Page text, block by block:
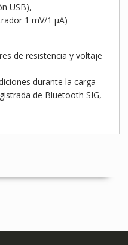
USB),
1 mV/1 µA)
de resistencia y voltaje
durante la carga
de Bluetooth SIG,